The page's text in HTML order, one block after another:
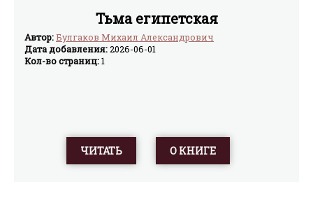
Тьма египетская
Автор:Булгаков Михаил Александрович
Дата добавления:2026-06-01
Кол-во страниц:1
ЧИТАТЬ О КНИГЕ